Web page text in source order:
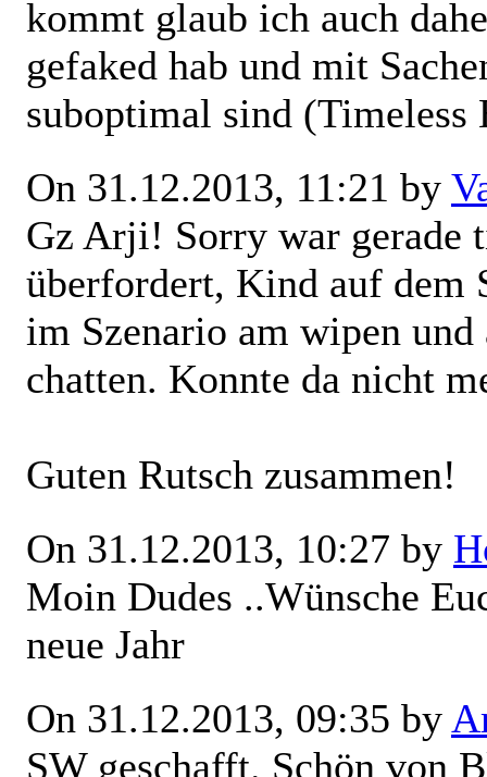
kommt glaub ich auch
gefaked hab und mit
suboptimal sind
On 31.12.2013, 11:21 by
Gz Arji! Sorry war gerade
überfordert, Kind auf dem
im Szenario am wipen
chatten. Konnte da nicht
Guten Rutsch zusammen!
On 31.12.2013, 10:27 by
Moin Dudes ..Wünsche
neue Jahr
On 31.12.2013, 09:35 by
SW geschafft. Schön von